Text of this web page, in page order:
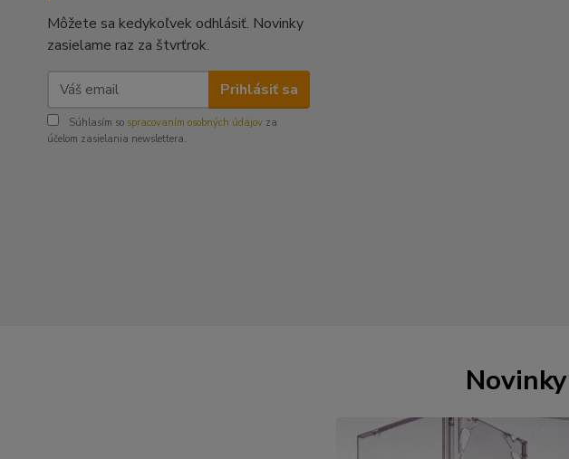
Môžete sa kedykoľvek odhlásiť. Novinky
zasielame raz za štvrťrok.
Prihlásiť sa
Súhlasím so spracovaním osobných údajov za
účelom zasielania newslettera.